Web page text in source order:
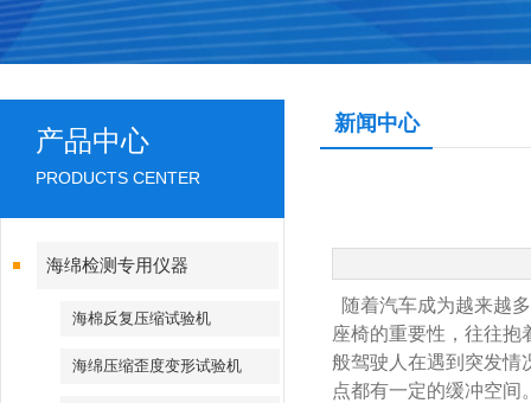
产品中心
PRODUCTS CENTER
海绵检测专用仪器
海棉反复压缩试验机
海绵压缩歪度变形试验机
新闻中心
随着汽车成为越来越
座椅的重要性，往往抱
般驾驶人在遇到突发情
点都有一定的缓冲空间